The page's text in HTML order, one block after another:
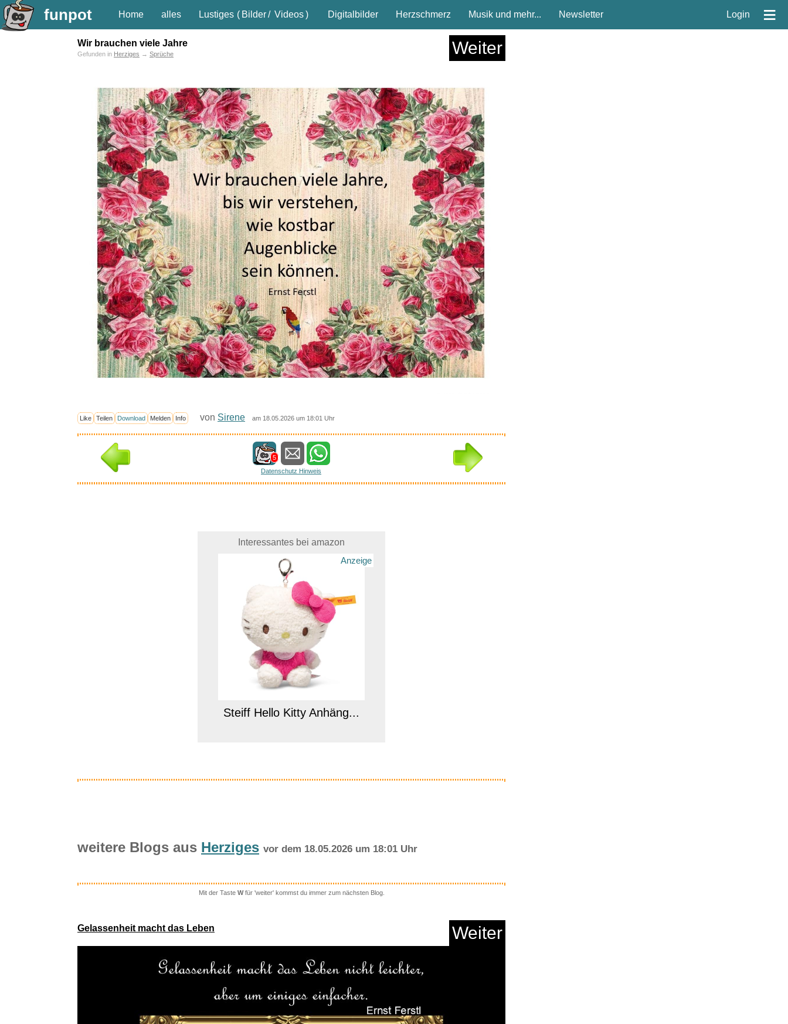
funpot Home alles Lustiges ( Bilder/ Videos) Digitalbilder Herzschmerz Musik und mehr... Newsletter Login ≡
Wir brauchen viele Jahre Weiter
Gefunden in Herziges → Sprüche
Like Teilen Download Melden Info von Sirene am 18.05.2026 um 18:01 Uhr
5
Datenschutz Hinweis
Interessantes bei amazon
Anzeige
Steiff Hello Kitty Anhäng...
Anzeige
weitere Blogs aus Herziges vor dem 18.05.2026 um 18:01 Uhr
Mit der Taste Wfür 'weiter' kommst du immer zum nächsten Blog.
Gelassenheit macht das Leben Weiter